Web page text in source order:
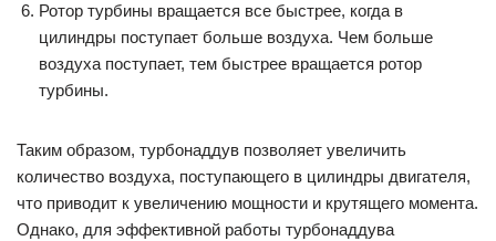
Ротор турбины вращается все быстрее, когда в
цилиндры поступает больше воздуха. Чем больше
воздуха поступает, тем быстрее вращается ротор
турбины.
Таким образом, турбонаддув позволяет увеличить
количество воздуха, поступающего в цилиндры двигателя,
что приводит к увеличению мощности и крутящего момента.
Однако, для эффективной работы турбонаддува